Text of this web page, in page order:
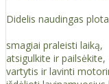
Didelis naudingas
smagiai praleisti laiką,
atsigulkite ir pailsėkite,
vartytis ir lavinti